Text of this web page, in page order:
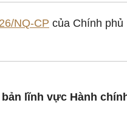
NQ-CP của Chính phủ
bản lĩnh vực Hành